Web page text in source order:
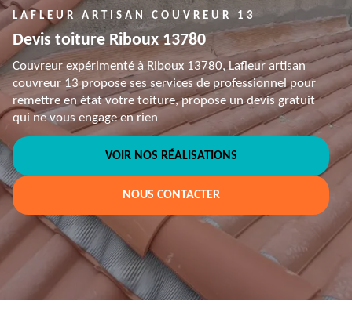
LAFLEUR ARTISAN COUVREUR 13
Devis toiture Riboux 13780
Couvreur expérimenté à Riboux 13780, Lafleur artisan
couvreur 13 propose ses services de professionnel pour
remettre en état votre toiture, propose un devis gratuit
qui ne vous engage en rien
VOIR NOS RÉALISATIONS
NOUS CONTACTER